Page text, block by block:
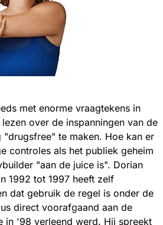
met enorme vraagtekens in
over de inspanningen van de
"drugsfree" te maken. Hoe kan er
controles als het publiek geheim
"aan de juice is". Dorian
1992 tot 1997 heeft zelf
dat gebruik de regel is onder de
direct voorafgaand aan de
in '98 verleend werd. Hij spreekt